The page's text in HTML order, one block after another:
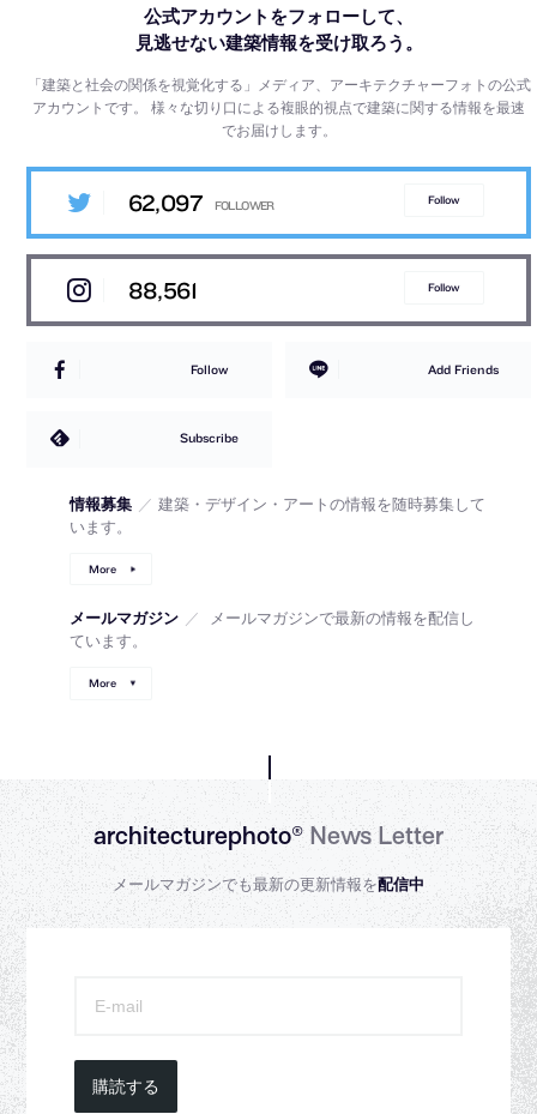
公式アカウントをフォローして、
見逃せない建築情報を受け取ろう。
「建築と社会の関係を視覚化する」メディア、アーキテクチャーフォトの公式
アカウントです。様々な切り口による複眼的視点で建築に関する情報を最速
でお届けします。
62,097 Follow
88,561 Follow
Follow Add Friends
Subscribe
情報募集 ／ 建築・デザイン・アートの情報を随時募集して
います。
More
メールマガジン ／
メールマガジンで最新の情報を配信し
ています。
More
architecturephoto®News Letter
メールマガジンでも最新の更新情報を配信中
購読する